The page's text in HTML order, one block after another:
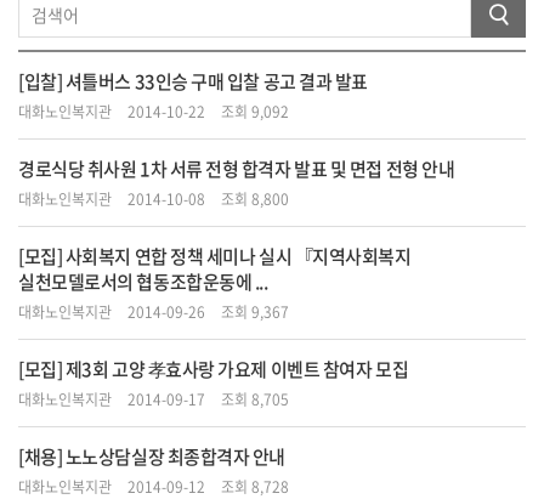
[입찰] 셔틀버스 33인승 구매 입찰 공고 결과 발표
대화노인복지관 2014-10-22 조회 9,092
경로식당 취사원 1차 서류 전형 합격자 발표 및 면접 전형 안내
대화노인복지관 2014-10-08 조회 8,800
[모집] 사회복지 연합 정책 세미나 실시 『지역사회복지
실천모델로서의 협동조합운동에 ...
대화노인복지관 2014-09-26 조회 9,367
[모집] 제3회 고양 孝효사랑 가요제 이벤트 참여자 모집
대화노인복지관 2014-09-17 조회 8,705
[채용] 노노상담실장 최종합격자 안내
대화노인복지관 2014-09-12 조회 8,728